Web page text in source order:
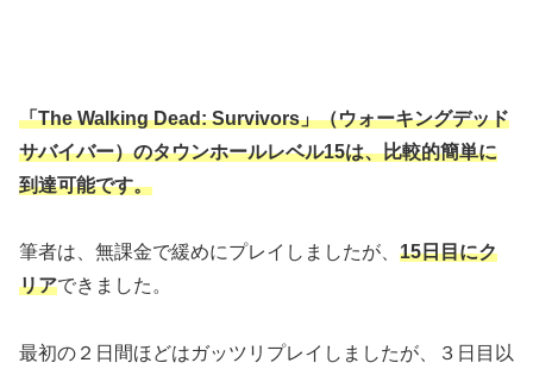
「The Walking Dead: Survivors」（ウォーキングデッド
サバイバー）のタウンホールレベル15は、比較的簡単に
到達可能です。
筆者は、無課金で緩めにプレイしましたが、 15日目にク
リアできました。
最初の２日間ほどはガッツリプレイしましたが、３日目以